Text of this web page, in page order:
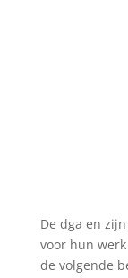
De dga en
voor hun
de volgende